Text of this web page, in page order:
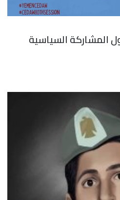
المشاركة السياسية